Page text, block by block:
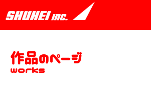
作品のページ
works